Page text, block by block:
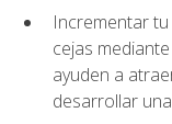
Incrementar
cejas
ayuden a
desarrollar